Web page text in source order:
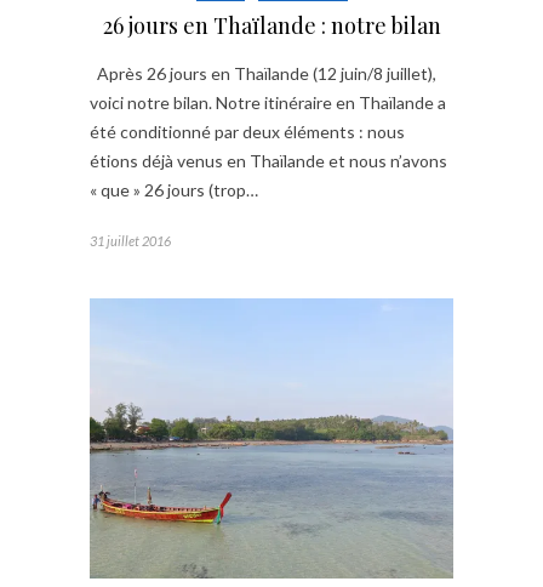
26 jours en Thaïlande : notre bilan
Après 26 jours en Thaïlande (12 juin/8 juillet),
voici notre bilan. Notre itinéraire en Thaïlande a
été conditionné par deux éléments : nous
étions déjà venus en Thaïlande et nous n’avons
« que » 26 jours (trop…
31 juillet 2016